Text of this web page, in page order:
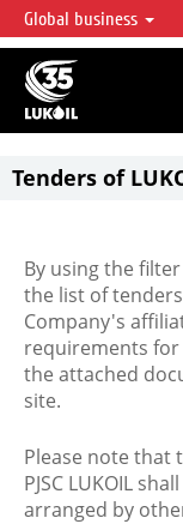
LUKOIL
LUKOIL is one of the
accounting for over 2%
reserves globally.
Global business
Tenders of
By using the
the list of
Company's
requirements
the attached
site.
Please note that
PJSC LUKOIL
arranged by